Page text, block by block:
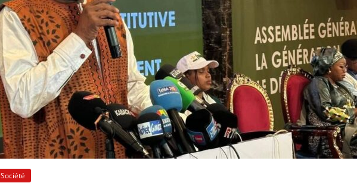
Société